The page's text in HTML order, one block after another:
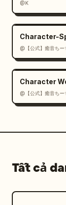
@K
Character-
@【公式】癒音ちー
Character
@【公式】癒音ちー
Tất cả